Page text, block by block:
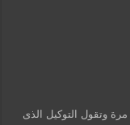
الم المص الم كهيعص خم عسق , تتلى عدد 1000 مرة وتقول التوكيل الذى